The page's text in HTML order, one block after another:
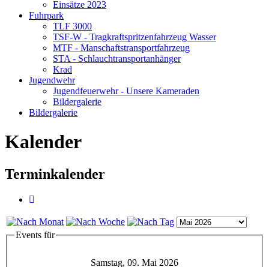
Einsätze 2023
Fuhrpark
TLF 3000
TSF-W - Tragkraftspritzenfahrzeug Wasser
MTF - Manschaftstransportfahrzeug
STA - Schlauchtransportanhänger
Krad
Jugendwehr
Jugendfeuerwehr - Unsere Kameraden
Bildergalerie
Bildergalerie
Kalender
Terminkalender
Events für
Samstag, 09. Mai 2026